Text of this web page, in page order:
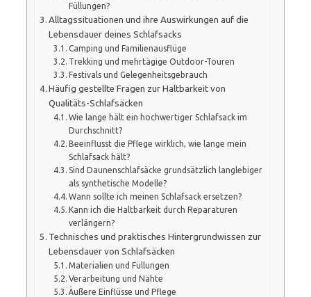
Füllungen?
Alltagssituationen und ihre Auswirkungen auf die
Lebensdauer deines Schlafsacks
Camping und Familienausflüge
Trekking und mehrtägige Outdoor-Touren
Festivals und Gelegenheitsgebrauch
Häufig gestellte Fragen zur Haltbarkeit von
Qualitäts-Schlafsäcken
Wie lange hält ein hochwertiger Schlafsack im
Durchschnitt?
Beeinflusst die Pflege wirklich, wie lange mein
Schlafsack hält?
Sind Daunenschlafsäcke grundsätzlich langlebiger
als synthetische Modelle?
Wann sollte ich meinen Schlafsack ersetzen?
Kann ich die Haltbarkeit durch Reparaturen
verlängern?
Technisches und praktisches Hintergrundwissen zur
Lebensdauer von Schlafsäcken
Materialien und Füllungen
Verarbeitung und Nähte
Äußere Einflüsse und Pflege